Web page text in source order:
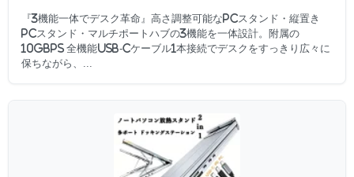
『3機能一体でデスク革命』高さ調整可能なPCスタンド・縦置き
PCスタンド・マルチポートハブの3機能を一体設計。附属の
10Gbps 全機能USB-Cケーブル1本接続でデスクをすっきり広々に
保ちながら、...